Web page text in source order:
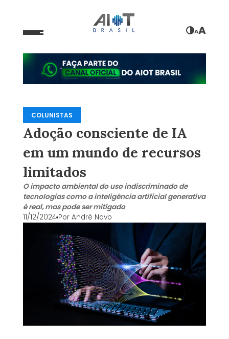
AA
COLUNISTAS
Adoção consciente de IA
em um mundo de recursos
limitados
O impacto ambiental do uso indiscriminado de
tecnologias como a inteligência artificial generativa
é real, mas pode ser mitigado
11/12/2024 Por André Novo